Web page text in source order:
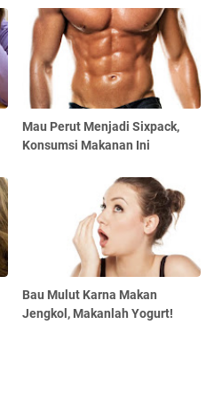
Mau Perut Menjadi Sixpack,
Konsumsi Makanan Ini
Bau Mulut Karna Makan
Jengkol, Makanlah Yogurt!